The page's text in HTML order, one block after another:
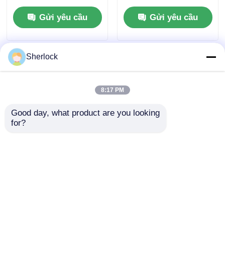
Gửi yêu cầu Gửi yêu cầu
Sherlock
8:17 PM
Good day, what product are you looking
for?